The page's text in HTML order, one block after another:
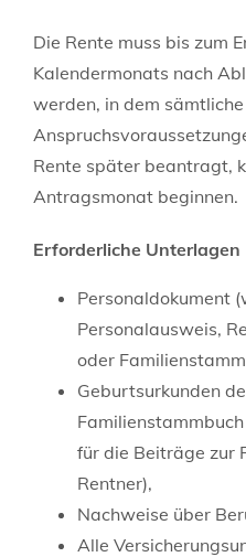
Die Rente muss bis zum
Kalendermonats nach
werden, in dem sämtliche
Rente später beantragt,
Antragsmonat beginnen.
Erforderliche Unterlagen
Personaldokument
Personalausweis,
oder
Geburtsurkunden
für die Beiträge zur
Rentner),
Nachweise über
Alle